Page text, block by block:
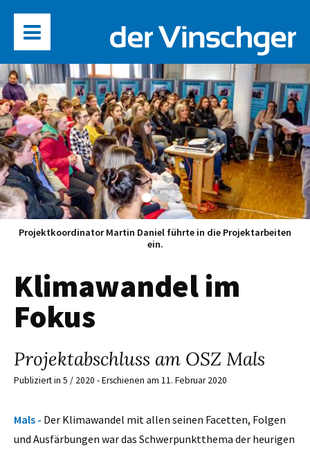
Projektkoordinator Martin Daniel führte in die Projektarbeiten
ein.
Klimawandel im
Fokus
Projektabschluss am OSZ Mals
Publiziert in 5 / 2020 - Erschienen am 11. Februar 2020
Mals - Der Klimawandel mit allen seinen Facetten, Folgen
und Ausfärbungen war das Schwerpunktthema der heurigen